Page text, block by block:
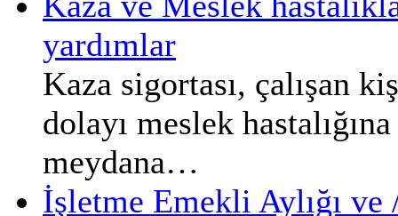
yardımlar
Kaza sigortası, çalışan
dolayı meslek
meydana…
İşletme Emekli Aylığı